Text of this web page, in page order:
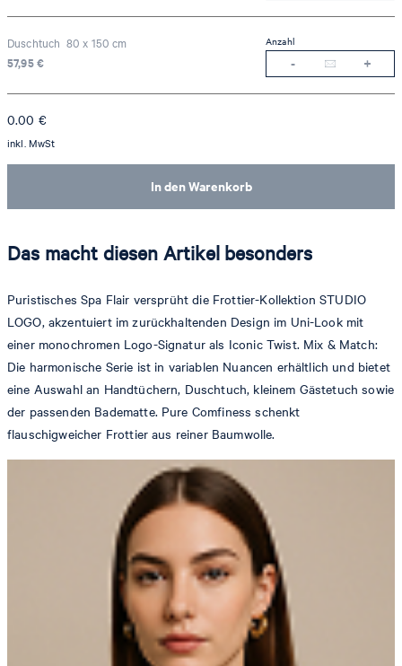
Duschtuch 80 x 150 cm
57,95 €
Anzahl
In den Warenkorb
0.00 €
inkl. MwSt
Das macht diesen Artikel besonders
Puristisches Spa Flair versprüht die Frottier-Kollektion STUDIO
LOGO, akzentuiert im zurückhaltenden Design im Uni-Look mit
einer monochromen Logo-Signatur als Iconic Twist. Mix & Match:
Die harmonische Serie ist in variablen Nuancen erhältlich und bietet
eine Auswahl an Handtüchern, Duschtuch, kleinem Gästetuch sowie
der passenden Badematte. Pure Comfiness schenkt
flauschigweicher Frottier aus reiner Baumwolle.